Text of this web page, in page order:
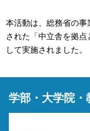
本活動は、総務省の
された「中立舎を拠
して実施されました。
学部・大学院・